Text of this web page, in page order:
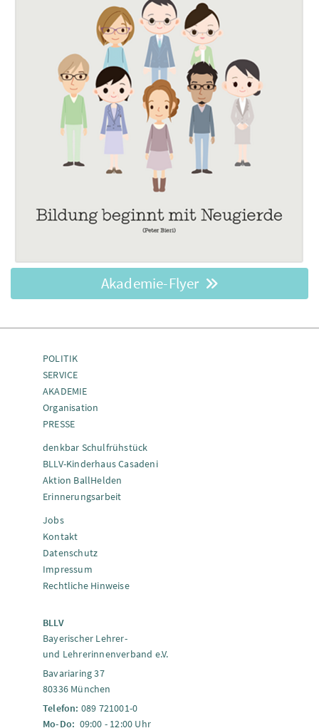
Akademie-Flyer
POLITIK
SERVICE
AKADEMIE
Organisation
PRESSE
denkbar Schulfrühstück
BLLV-Kinderhaus Casadeni
Aktion BallHelden
Erinnerungsarbeit
Jobs
Kontakt
Datenschutz
Impressum
Rechtliche Hinweise
BLLV
Bayerischer Lehrer-
und Lehrerinnenverband e.V.
Bavariaring 37
80336 München
Telefon: 089 721001-0
Mo-Do: 09:00 - 12:00 Uhr